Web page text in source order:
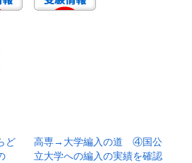
ど
高専→大学編入の道 ④国公
立大学への編入の実績を確認